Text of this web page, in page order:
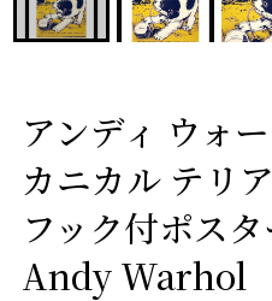
アンディ ウォ
カニカル テリ
フック付ポス
Andy Warhol